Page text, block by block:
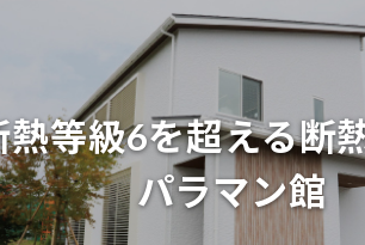
熱等級6を超える断
パラマン館